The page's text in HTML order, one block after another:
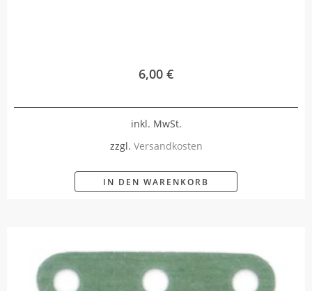
6,00 €
inkl. MwSt.
zzgl. Versandkosten
IN DEN WARENKORB